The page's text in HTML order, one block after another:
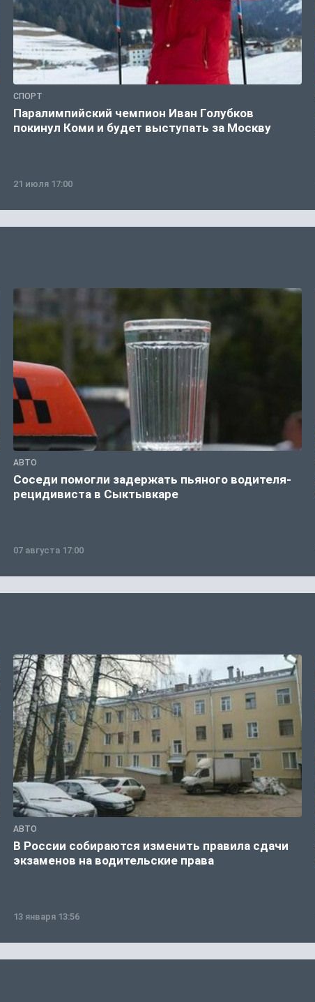
СПОРТ
Паралимпийский чемпион Иван Голубков
покинул Коми и будет выступать за Москву
21 июля 17:00
АВТО
Соседи помогли задержать пьяного водителя-
рецидивиста в Сыктывкаре
07 августа 17:00
АВТО
В России собираются изменить правила сдачи
экзаменов на водительские права
13 января 13:56